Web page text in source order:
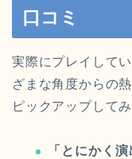
口コミ
実際にプレイして
ざまな角度からの
ピックアップして
「とにかく